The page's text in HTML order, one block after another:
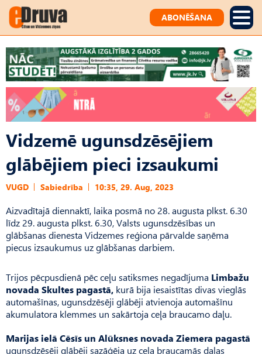
ABONĒŠANA
Vidzemē ugunsdzēsējiem
glābējiem pieci izsaukumi
VUGD Sabiedrība 10:35, 29. Aug, 2023
Aizvadītajā diennaktī, laika posmā no 28. augusta plkst. 6.30
līdz 29. augusta plkst. 6.30, Valsts ugunsdzēsības un
glābšanas dienesta Vidzemes reģiona pārvalde saņēma
piecus izsaukumus uz glābšanas darbiem.
Trijos pēcpusdienā pēc ceļu satiksmes negadījuma Limbažu
novada Skultes pagastā, kurā bija iesaistītas divas vieglās
automašīnas, ugunsdzēsēji glābēji atvienoja automašīnu
akumulatora klemmes un sakārtoja ceļa braucamo daļu.
Marijas ielā Cēsīs un Alūksnes novada Ziemera pagastā
ugunsdzēsēji glābēji sazāģēja uz ceļa braucamās daļas